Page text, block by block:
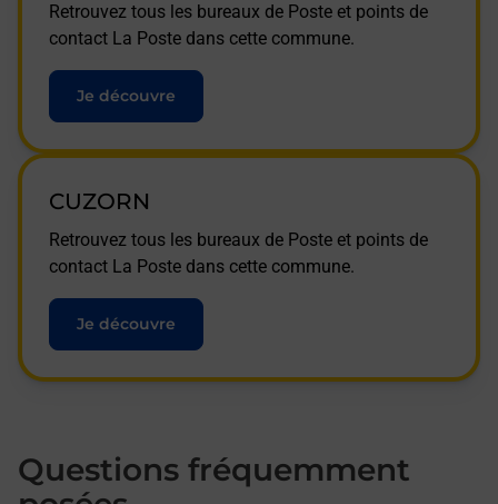
Retrouvez tous les bureaux de Poste et points de
contact La Poste dans cette commune.
Je découvre
CUZORN
Retrouvez tous les bureaux de Poste et points de
contact La Poste dans cette commune.
Je découvre
Questions fréquemment